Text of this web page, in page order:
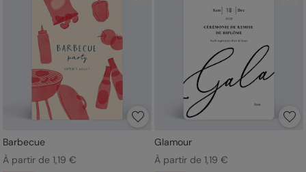
Barbecue
À partir de 1,19 €
Glamour
À partir de 1,19 €